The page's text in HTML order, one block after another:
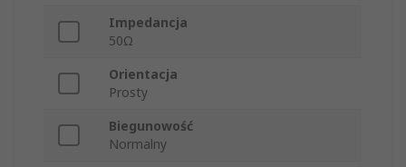
Impedancja
50Ω
Orientacja
Prosty
Biegunowość
Normalny